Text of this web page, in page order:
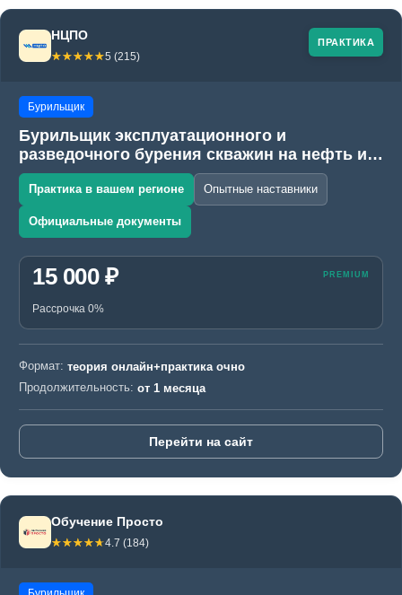
ПРАКТИКА
НЦПО
☆☆☆☆☆
★★★★★5 (215)
Бурильщик
Бурильщик эксплуатационного и
разведочного бурения скважин на нефть и
газ (ЭРБС)
Практика в вашем регионе Опытные наставники
Официальные документы
15 000 ₽
Рассрочка 0%
Формат: теория онлайн+практика очно
Продолжительность: от 1 месяца
Перейти на сайт
Обучение Просто
☆☆☆☆☆
★★★★★4.7 (184)